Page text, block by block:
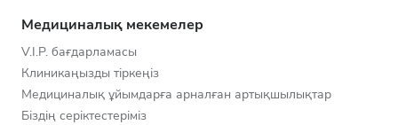
Медициналық мекемелер
V.I.P. бағдарламасы
Клиникаңызды тіркеңіз
Медициналық ұйымдарға арналған артықшылықтар
Біздің серіктестеріміз